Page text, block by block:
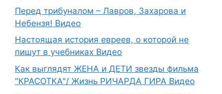
Перед трибуналом – Лавров, Захарова и
Небензя! Видео
Настоящая история евреев, о которой не
пишут в учебниках Видео
Как выглядят ЖЕНА и ДЕТИ звезды фильма
"КРАСОТКА"/ Жизнь РИЧАРДА ГИРА Видео